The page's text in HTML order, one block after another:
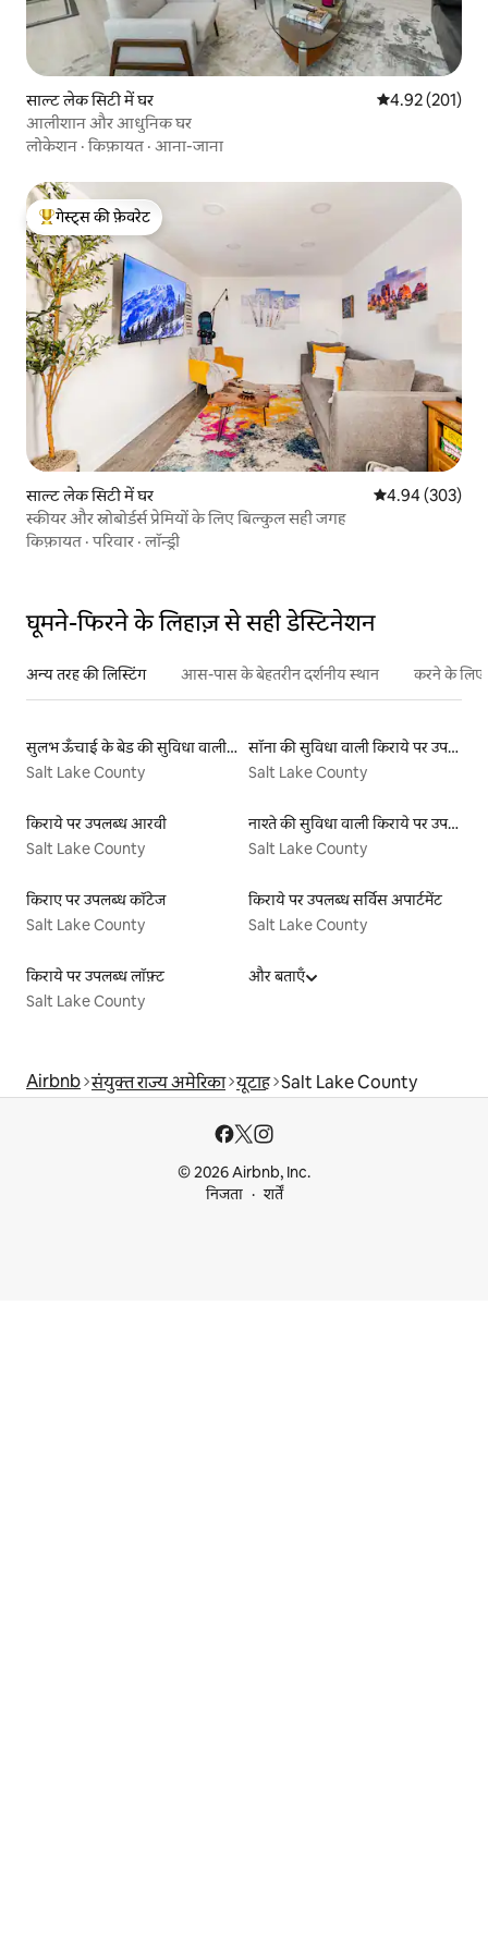
साल्ट लेक सिटी में घर औसत रेटिंग 5 में से
4.92 (201)
आलीशान और आधुनिक घर
लोकेशन ·किफ़ायत · आना-जाना
गेस्ट्स का टॉप फ़ेवरेट
गेस्ट्स की फ़ेवरेट
साल्ट लेक सिटी में घर औसत रेटिंग 5 में से
4.94 (303)
स्कीयर और स्नोबोर्डर्स प्रेमियों के लिए बिल्कुल सही जगह
किफ़ायत ·परिवार ·लॉन्ड्री
घूमने-फिरने के लिहाज़ से सही डेस्टिनेशन
अन्य तरह की लिस्टिंग आस-पास के बेहतरीन दर्शनीय स्थान करने के लिए
सुलभ ऊँचाई के बेड की सुविधा वाली किराये पर उपलब्ध लिस्टिंग
Salt Lake County
सॉना की सुविधा वाली किराये पर उपलब्ध लिस्टिंग
Salt Lake County
किराये पर उपलब्ध आरवी
Salt Lake County
नाश्ते की सुविधा वाली किराये पर उपलब्ध लिस्टिंग
Salt Lake County
किराए पर उपलब्ध कॉटेज
Salt Lake County
किराये पर उपलब्ध सर्विस अपार्टमेंट
Salt Lake County
किराये पर उपलब्ध लॉफ़्ट
Salt Lake County
और बताएँ
Airbnb संयुक्त राज्य अमेरिका यूटाह Salt Lake County
© 2026 Airbnb, Inc.
निजता
शर्तें